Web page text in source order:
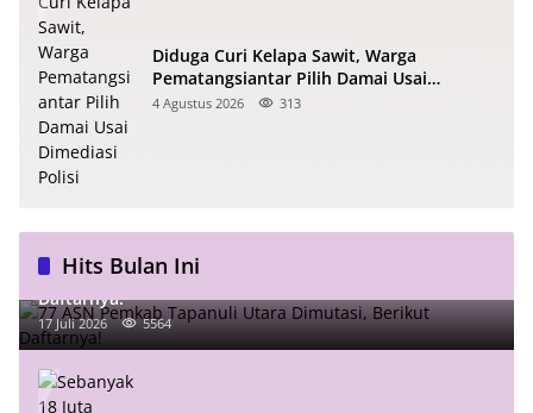
Diduga Curi Kelapa Sawit, Warga
Pematangsiantar Pilih Damai Usai
Dimediasi Polisi
4 Agustus 2026 313
Hits Bulan Ini
77 ASN Pemkab Tapanuli Utara Dimutasi, Berikut
Daftarnya!
17 Juli 2026 5564